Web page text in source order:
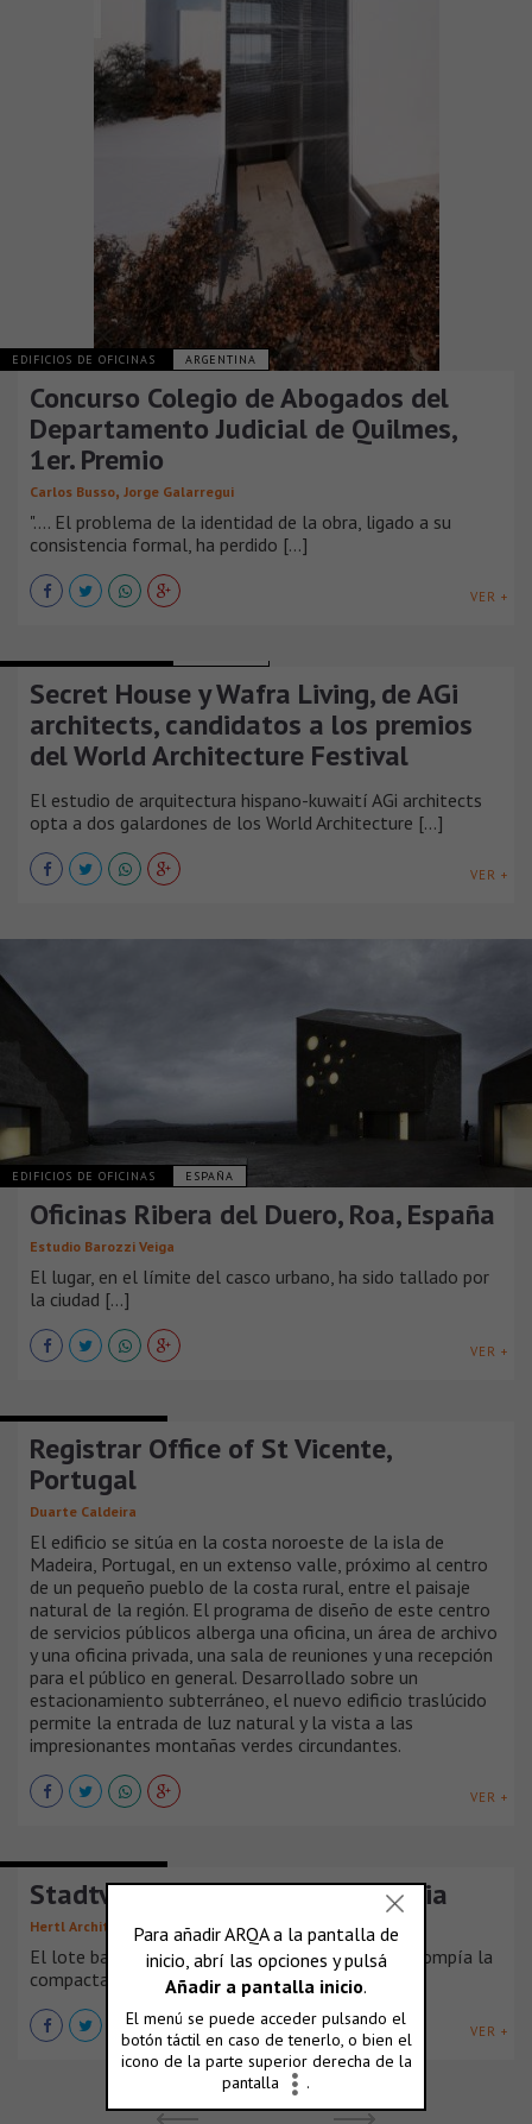
EDIFICIOS DE OFICINAS ARGENTINA
Concurso Colegio de Abogados del
Departamento Judicial de Quilmes,
1er. Premio
Carlos Busso, Jorge Galarregui
"…. El problema de la identidad de la obra, ligado a su
consistencia formal, ha perdido [...]
VER +
Secret House y Wafra Living, de AGi
architects, candidatos a los premios
del World Architecture Festival
El estudio de arquitectura hispano-kuwaití AGi architects
opta a dos galardones de los World Architecture [...]
VER +
EDIFICIOS DE OFICINAS ESPAÑA
Oficinas Ribera del Duero, Roa, España
Estudio Barozzi Veiga
El lugar, en el límite del casco urbano, ha sido tallado por
la ciudad [...]
VER +
Registrar Office of St Vicente,
Portugal
Duarte Caldeira
El edificio se sitúa en la costa noroeste de la isla de
Madeira, Portugal, en un extenso valle, próximo al centro
de un pequeño pueblo de la costa rural, entre el paisaje
natural de la región. El programa de diseño de este centro
de servicios públicos alberga una oficina, un área de archivo
y una oficina privada, una sala de reuniones y una recepción
para el público en general. Desarrollado sobre un
estacionamiento subterráneo, el nuevo edificio traslúcido
permite la entrada de luz natural y la vista a las
impresionantes montañas verdes circundantes.
VER +
Stadtvilla Klosterneuburg, Austria
Hertl Architekten
El lote baldío existente, utilizado como viñedo, rompía la
compacta arquitectura de [...]
VER +